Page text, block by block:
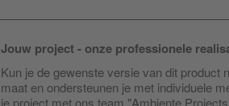
Jouw project - onze professionele
Kun je de gewenste versie van dit product
maat en ondersteunen je met individuele
je project met ons team "Ambiente